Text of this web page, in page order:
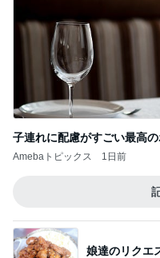
子連れに配慮がすごい最高
Amebaトピックス 1日前
娘達のリクエ